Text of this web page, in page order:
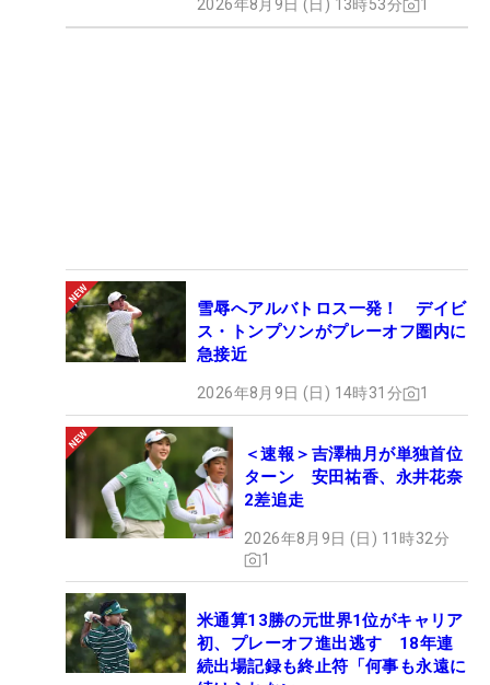
2026年8月9日 (日) 13時53分 1
雪辱へアルバトロス一発！ デイビ
ス・トンプソンがプレーオフ圏内に
急接近
2026年8月9日 (日) 14時31分 1
＜速報＞吉澤柚月が単独首位
ターン 安田祐香、永井花奈
2差追走
2026年8月9日 (日) 11時32分
1
米通算13勝の元世界1位がキャリア
初、プレーオフ進出逃す 18年連
続出場記録も終止符「何事も永遠に